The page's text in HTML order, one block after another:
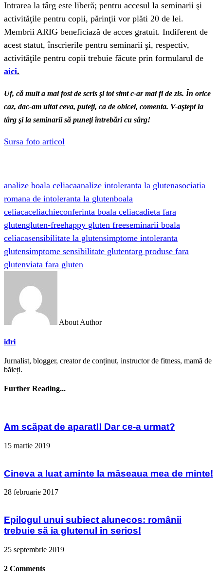
Intrarea la târg este liberă; pentru accesul la seminarii şi
activităţile pentru copii, părinţii vor plăti 20 de lei.
Membrii ARIG beneficiază de acces gratuit. Indiferent de
acest statut, înscrierile pentru seminarii şi, respectiv,
activităţile pentru copii trebuie făcute prin formularul de
aici.
Uf, că mult a mai fost de scris şi tot simt c-ar mai fi de zis. În orice
caz, dac-am uitat ceva, puteţi, ca de obicei, comenta. V-aştept la
târg şi la seminarii să puneţi întrebări cu sârg!
Sursa foto articol
analize boala celiacaanalize intoleranta la glutenasociatia
romana de intoleranta la glutenboala
celiacaceliachieconferinta boala celiacadieta fara
glutengluten-freehappy gluten freeseminarii boala
celiacasensibilitate la glutensimptome intoleranta
glutensimptome sensibilitate glutentarg produse fara
glutenviata fara gluten
About Author
idri
Jurnalist, blogger, creator de conținut, instructor de fitness, mamă de
băieți.
Further Reading...
Am scăpat de aparat!! Dar ce-a urmat?
15 martie 2019
Cineva a luat aminte la măseaua mea de minte!
28 februarie 2017
Epilogul unui subiect alunecos: românii
trebuie să ia glutenul în serios!
25 septembrie 2019
2 Comments